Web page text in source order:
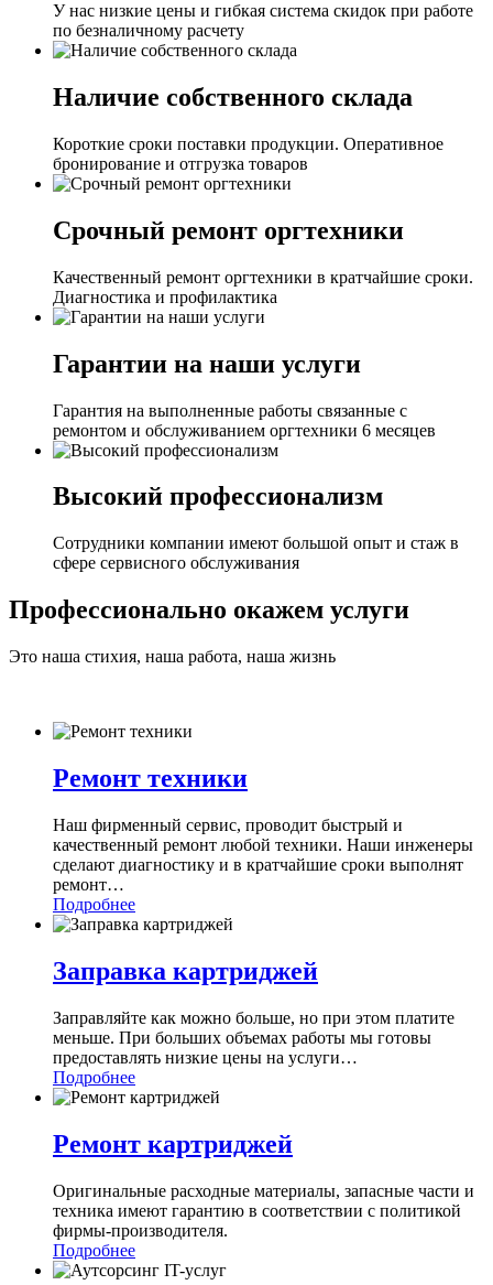
У нас низкие цены и гибкая система скидок при работе
по безналичному расчету
Наличие собственного склада
Короткие сроки поставки продукции. Оперативное
бронирование и отгрузка товаров
Срочный ремонт оргтехники
Качественный ремонт оргтехники в кратчайшие сроки.
Диагностика и профилактика
Гарантии на наши услуги
Гарантия на выполненные работы связанные с
ремонтом и обслуживанием оргтехники 6 месяцев
Высокий профессионализм
Сотрудники компании имеют большой опыт и стаж в
сфере сервисного обслуживания
Профессионально окажем услуги
Это наша стихия, наша работа, наша жизнь
Ремонт техники
Наш фирменный сервис, проводит быстрый и
качественный ремонт любой техники. Наши инженеры
сделают диагностику и в кратчайшие сроки выполнят
ремонт…
Подробнее
Заправка картриджей
Заправляйте как можно больше, но при этом платите
меньше. При больших объемах работы мы готовы
предоставлять низкие цены на услуги…
Подробнее
Ремонт картриджей
Оригинальные расходные материалы, запасные части и
техника имеют гарантию в соответствии с политикой
фирмы-производителя.
Подробнее